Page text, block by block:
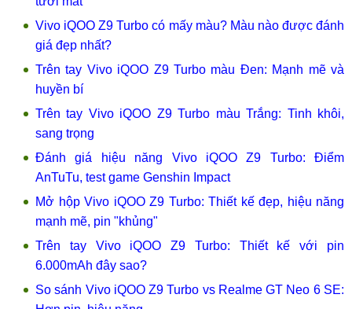
Vivo iQOO Z9 Turbo có mấy màu? Màu nào được đánh
giá đẹp nhất?
Trên tay Vivo iQOO Z9 Turbo màu Đen: Mạnh mẽ và
huyền bí
Trên tay Vivo iQOO Z9 Turbo màu Trắng: Tinh khôi,
sang trọng
Đánh giá hiệu năng Vivo iQOO Z9 Turbo: Điểm
AnTuTu, test game Genshin Impact
Mở hộp Vivo iQOO Z9 Turbo: Thiết kế đẹp, hiệu năng
mạnh mẽ, pin "khủng"
Trên tay Vivo iQOO Z9 Turbo: Thiết kế với pin
6.000mAh đây sao?
So sánh Vivo iQOO Z9 Turbo vs Realme GT Neo 6 SE: